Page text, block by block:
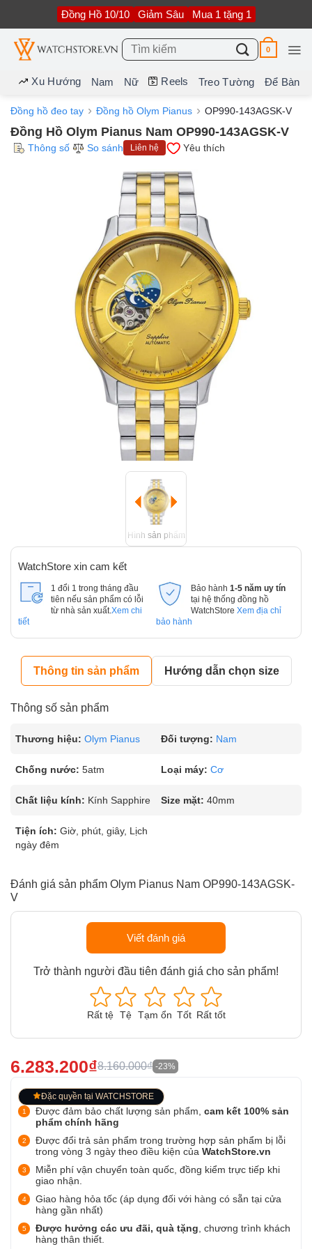
nội
dung
Đồng Hồ 10/10 Giảm Sâu Mua 1 tặng 1
Tìm
kiếm:
0
Xu Hướng Nam Nữ Reels Treo Tường Để Bàn
Đồng hồ đeo tay Đồng hồ Olym Pianus OP990-143AGSK-V
Đồng Hồ Olym Pianus Nam OP990-143AGSK-V
Thông số So sánh Liên hệ Yêu thích
Hình sản phẩm
WatchStore xin cam kết
1 đổi 1 trong tháng đầu
tiên nếu sản phẩm có lỗi
từ nhà sản xuất. Xem chi
tiết
Bảo hành 1-5 năm uy tín
tại hệ thống đồng hồ
WatchStore Xem địa chỉ
bảo hành
Thông tin sản phẩm Hướng dẫn chọn size
Thông số sản phẩm
Thương hiệu: Olym Pianus Đối tượng: Nam
Chống nước: 5atm Loại máy: Cơ
Chất liệu kính: Kính Sapphire Size mặt: 40mm
Tiện ích: Giờ, phút, giây, Lịch
ngày đêm
Đánh giá sản phẩm Olym Pianus Nam OP990-143AGSK-
V
Viết đánh giá
Trở thành người đầu tiên đánh giá cho sản phẩm!
Rất tệ Tệ Tạm ổn Tốt Rất tốt
6.283.200₫8.160.000₫ -23%
Đặc quyền tại WATCHSTORE
Được đảm bảo chất lượng sản phẩm, cam kết 100% sản
phẩm chính hãng
Được đổi trả sản phẩm trong trường hợp sản phẩm bị lỗi
trong vòng 3 ngày theo điều kiện của WatchStore.vn
Miễn phí vận chuyển toàn quốc, đồng kiểm trực tiếp khi
giao nhận.
Giao hàng hỏa tốc (áp dụng đối với hàng có sẵn tại cửa
hàng gần nhất)
Được hưởng các ưu đãi, quà tặng , chương trình khách
hàng thân thiết.